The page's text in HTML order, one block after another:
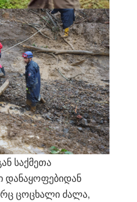
საქმეთა
დანაყოფებიდან
ცოცხალი ძალა,